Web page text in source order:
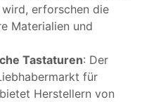
erforschen die
Materialien und
Tastaturen: Der
für
Herstellern von